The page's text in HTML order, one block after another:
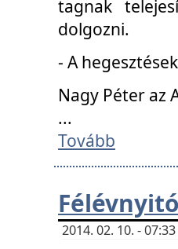
tagnak
dolgozni.
- A
Nagy Péter az
...
Tovább
2014. 02. 10. -